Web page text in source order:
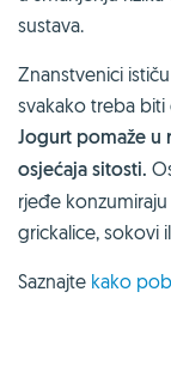
sustava.
Znanstvenici
svakako treba
Jogurt pomaže u
osjećaja sitosti.
rjeđe
grickalice, sokovi
Saznajte kako